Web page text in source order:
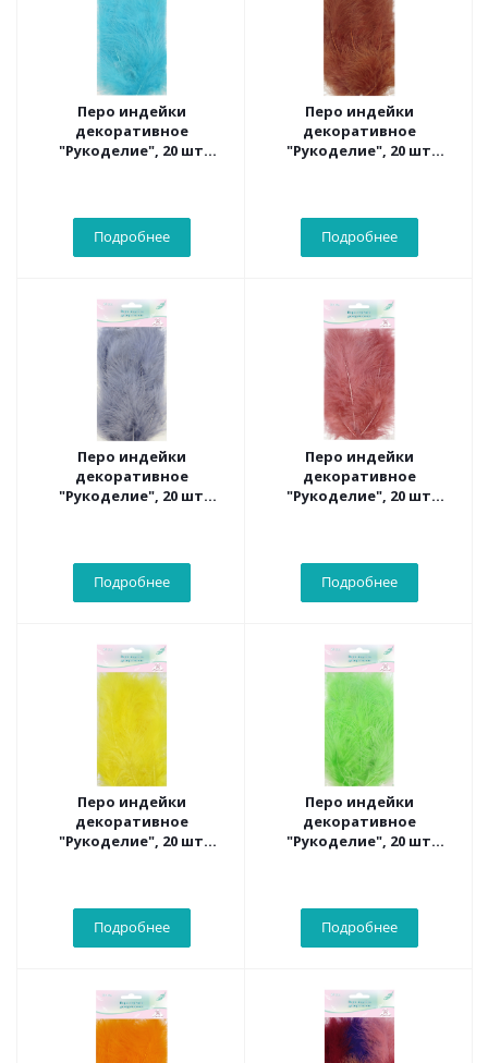
Перо индейки
декоративное
"Рукоделие", 20 шт
Подробнее
Перо индейки
декоративное
"Рукоделие", 20 шт
Подробнее
Перо индейки
декоративное
"Рукоделие", 20 шт
Подробнее
Перо индейки
декоративное
"Рукоделие", 20 шт
Подробнее
Перо индейки
декоративное
"Рукоделие", 20 шт
Подробнее
Перо индейки
декоративное
"Рукоделие", 20 шт
Подробнее